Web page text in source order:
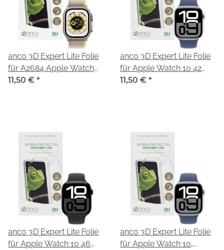
anco 3D Expert Lite Folie
für A2684 Apple Watch
Ultra 49 mm
11,50 € *
anco 3D Expert Lite Folie
für Apple Watch 10 42
mm
11,50 € *
anco 3D Expert Lite Folie
für Apple Watch 10 46
anco 3D Expert Lite Folie
für Apple Watch 10,